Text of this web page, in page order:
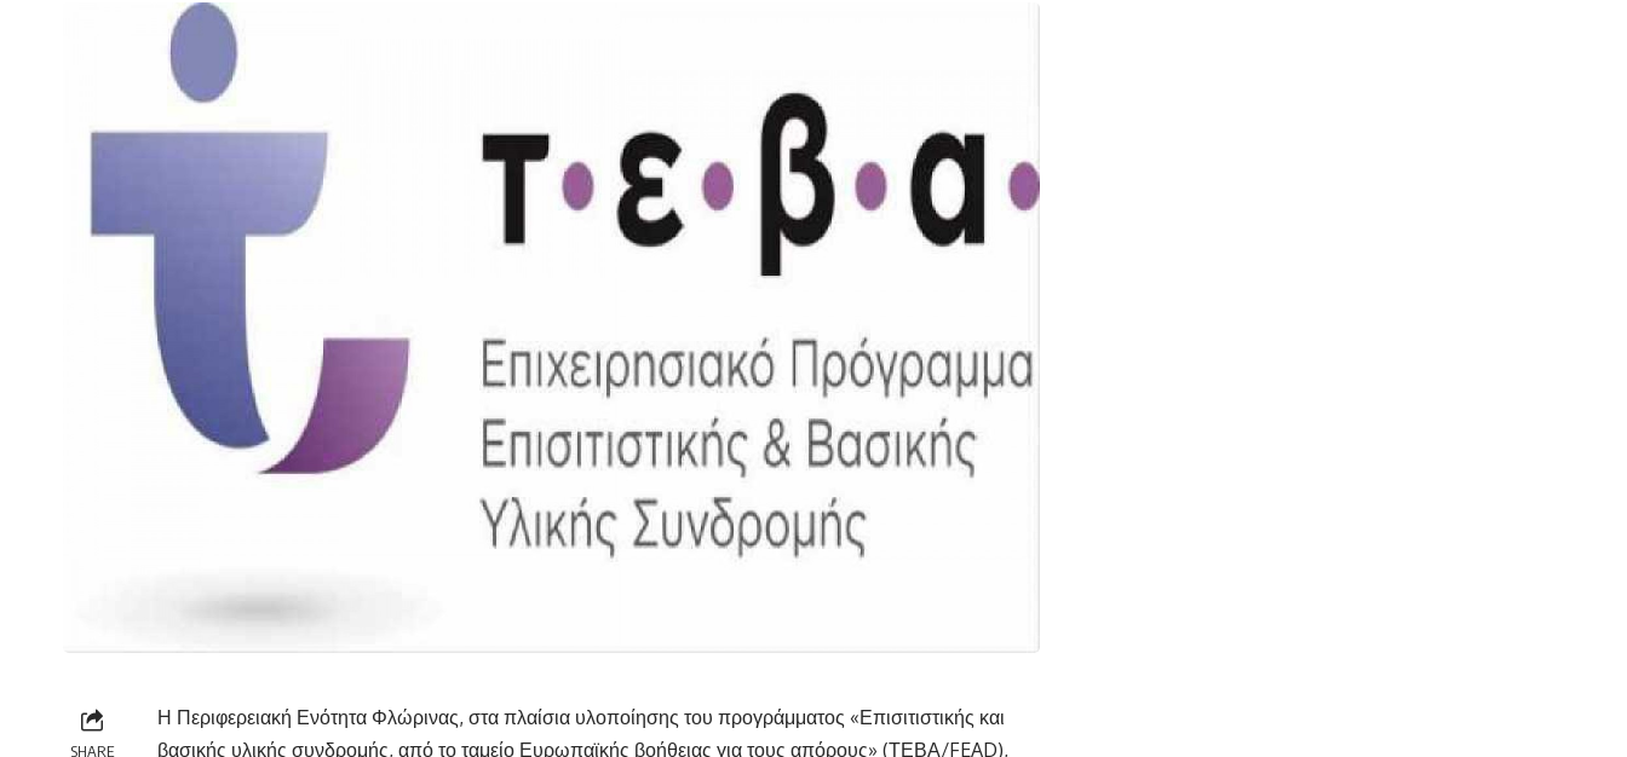
SHARE
Η Περιφερειακή Ενότητα Φλώρινας, στα πλαίσια υλοποίησης του προγράμματος «Επισιτιστικής και
βασικής υλικής συνδρομής, από το ταμείο Ευρωπαϊκής βοήθειας για τους απόρους» (ΤΕΒΑ/FEAD),